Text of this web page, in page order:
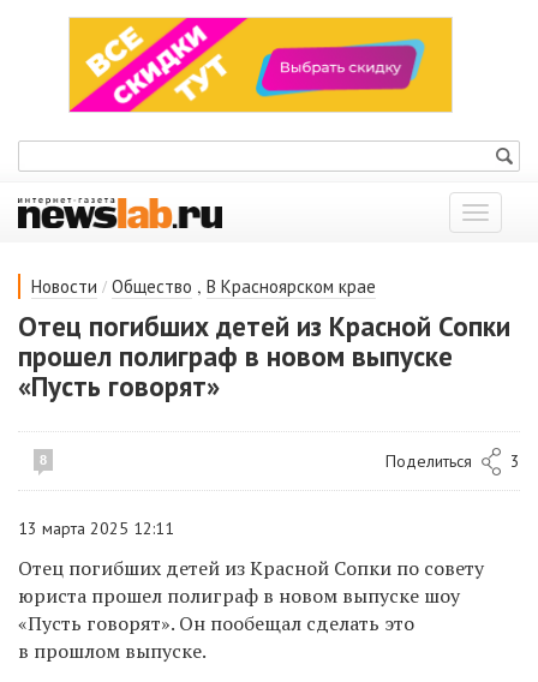
Показать
меню
Новости / Общество , В Красноярском крае
Отец погибших детей из Красной Сопки
прошел полиграф в новом выпуске
«Пусть говорят»
8 Поделиться 3
13 марта 2025 12:11
Отец погибших детей из Красной Сопки по совету
юриста прошел полиграф в новом выпуске шоу
«Пусть говорят». Он пообещал сделать это
в прошлом выпуске.